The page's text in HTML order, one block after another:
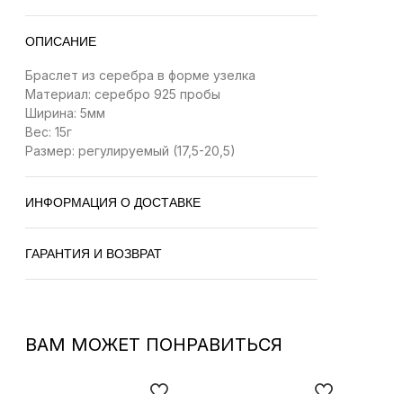
ОПИСАНИЕ
Браслет из серебра в форме узелка
Материал: cеребро 925 пробы
Ширина: 5мм
Вес: 15г
Размер: регулируемый (17,5-20,5)
ИНФОРМАЦИЯ О ДОСТАВКЕ
ГАРАНТИЯ И ВОЗВРАТ
ВАМ МОЖЕТ ПОНРАВИТЬСЯ